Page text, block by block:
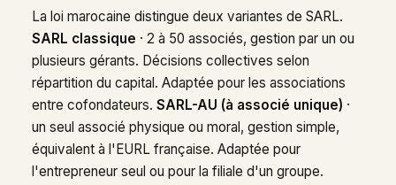
La loi marocaine distingue deux variantes de SARL.
SARL classique · 2 à 50 associés, gestion par un ou
plusieurs gérants. Décisions collectives selon
répartition du capital. Adaptée pour les associations
entre cofondateurs. SARL-AU (à associé unique) ·
un seul associé physique ou moral, gestion simple,
équivalent à l'EURL française. Adaptée pour
l'entrepreneur seul ou pour la filiale d'un groupe.